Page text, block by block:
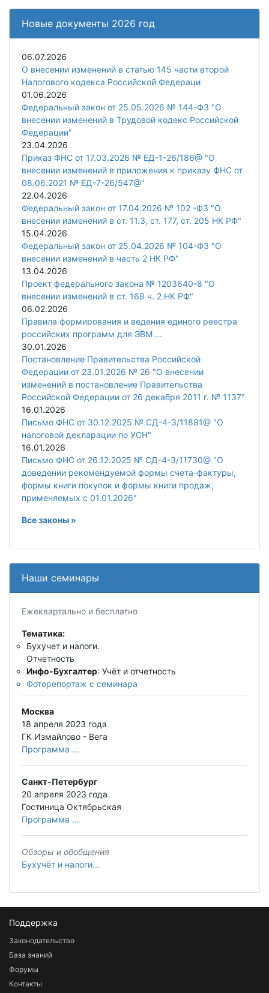
Новые документы 2026 год
06.07.2026
О внесении изменений в статью 145 части второй
Налогового кодекса Российской Федераци
01.06.2026
Федеральный закон от 25.05.2026 № 144-ФЗ "О
внесении изменений в Трудовой кодекс Российской
Федерации"
23.04.2026
Приказ ФНС от 17.03.2026 № ЕД-1-26/186@ "О
внесении изменений в приложения к приказу ФНС от
08.06.2021 № ЕД-7-26/547@"
22.04.2026
Федеральный закон от 17.04.2026 № 102 -ФЗ "О
внесении изменений в ст. 11.3, ст. 177, ст. 205 НК РФ"
15.04.2026
Федеральный закон от 25.04.2026 № 104-ФЗ "О
внесении изменений в часть 2 НК РФ"
13.04.2026
Проект федерального закона № 1203640-8 "О
внесении изменений в ст. 168 ч. 2 НК РФ"
06.02.2026
Правила формирования и ведения единого реестра
российских программ для ЭВМ ...
30.01.2026
Постановление Правительства Российской
Федерации от 23.01.2026 № 26 "О внесении
изменений в постановление Правительства
Российской Федерации от 26 декабря 2011 г. № 1137"
16.01.2026
Письмо ФНС от 30.12.2025 № СД-4-3/11881@ "О
налоговой декларации по УСН"
16.01.2026
Письмо ФНС от 26.12.2025 № СД-4-3/11730@ "О
доведении рекомендуемой формы счета-фактуры,
формы книги покупок и формы книги продаж,
применяемых с 01.01.2026"
Все законы »
Наши семинары
Ежеквартально и бесплатно
Тематика:
Бухучет и налоги.
Отчетность
Инфо-Бухгалтер: Учёт и отчетность
Фоторепортаж с семинара
Москва
18 апреля 2023 года
ГК Измайлово - Вега
Программа ...
Санкт-Петербург
20 апреля 2023 года
Гостиница Октябрьская
Программа ...
Обзоры и обобщения
Бухучёт и налоги...
Поддержка
Законодательство
База знаний
Форумы
Контакты